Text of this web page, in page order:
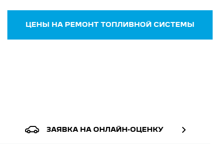
ЦЕНЫ НА РЕМОНТ ТОПЛИВНОЙ СИСТЕМЫ
ЗАЯВКА НА ОНЛАЙН-ОЦЕНКУ